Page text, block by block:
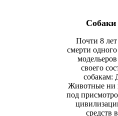
Почти 8 лет
смерти
своего
собакам:
Животные ни
под
средств